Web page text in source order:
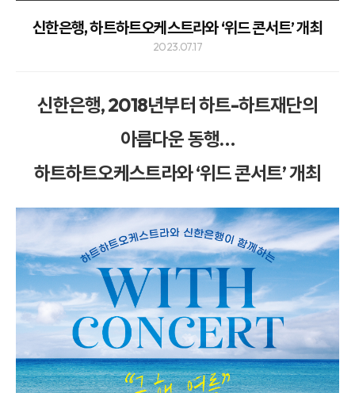
신한은행, 하트하트오케스트라와 ‘위드 콘서트’ 개최
2023.07.17
신한은행, 2018년부터 하트-하트재단의
아름다운 동행…
하트하트오케스트라와 ‘위드 콘서트’ 개최